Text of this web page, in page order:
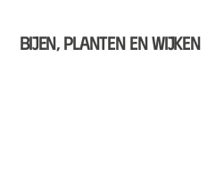
Bijen, planten en wijken